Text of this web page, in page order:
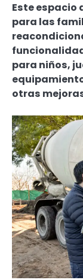
Este espacio
para las
para niños,
otras